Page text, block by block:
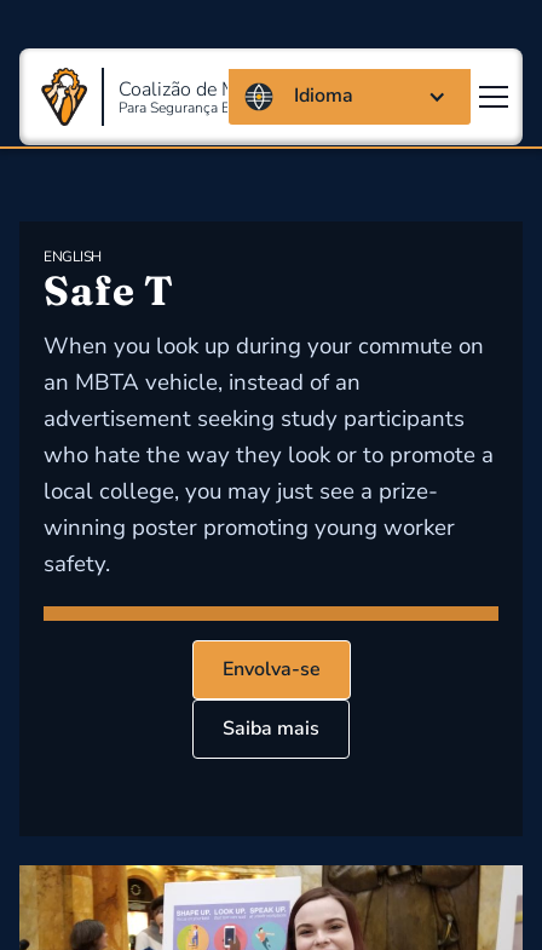
Coalizão de Massachusetts
Para Segurança E Saúde Ocupacional
Idioma
ENGLISH
Safe T
When you look up during your commute on
an MBTA vehicle, instead of an
advertisement seeking study participants
who hate the way they look or to promote a
local college, you may just see a prize-
winning poster promoting young worker
safety.
Envolva-se
Saiba mais